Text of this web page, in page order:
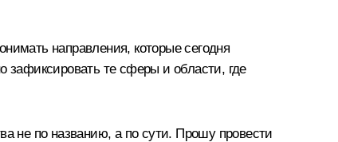
направления, которые сегодня
зафиксировать те сферы и области, где
не по названию, а по сути. Прошу провести